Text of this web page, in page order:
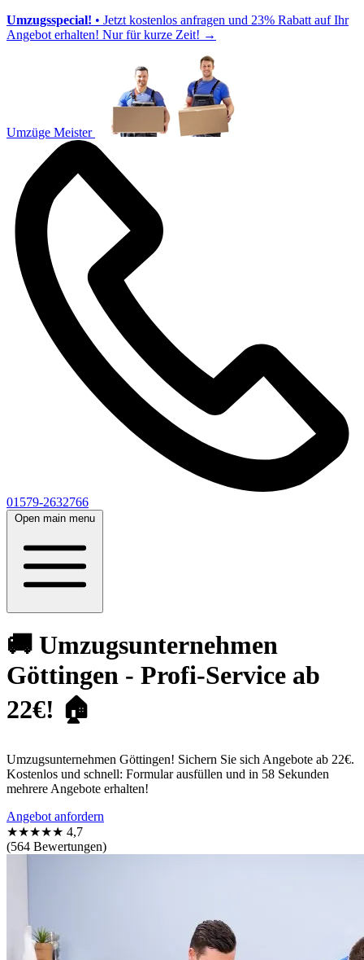
Umzugsspecial! • Jetzt kostenlos anfragen und 23% Rabatt auf Ihr
Angebot erhalten! Nur für kurze Zeit! →
Umzüge Meister
01579-2632766
Open main menu
🚚 Umzugsunternehmen
Göttingen - Profi-Service ab
22€! 🏠
Umzugsunternehmen Göttingen! Sichern Sie sich Angebote ab 22€.
Kostenlos und schnell: Formular ausfüllen und in 58 Sekunden
mehrere Angebote erhalten!
Angebot anfordern
★★★★★ 4,7
(564 Bewertungen)